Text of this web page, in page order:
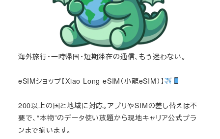
海外旅行・一時帰国・短期滞在の通信、もう迷わない。
eSIMショップ【Xiao Long eSIM（小龍eSIM）】
200以上の国と地域に対応。アプリやSIMの差し替えは不
要で、“本物”のデータ使い放題から現地キャリア公式プラ
ンまで揃います。